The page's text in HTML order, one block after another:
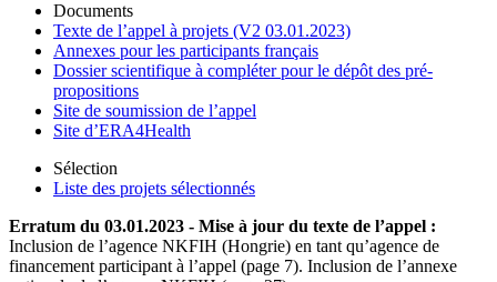
Documents
Texte de l’appel à projets (V2 03.01.2023)
Annexes pour les participants français
Dossier scientifique à compléter pour le dépôt des pré-
propositions
Site de soumission de l’appel
Site d’ERA4Health
Sélection
Liste des projets sélectionnés
Erratum du 03.01.2023 - Mise à jour du texte de l’appel :
Inclusion de l’agence NKFIH (Hongrie) en tant qu’agence de
financement participant à l’appel (page 7). Inclusion de l’annexe